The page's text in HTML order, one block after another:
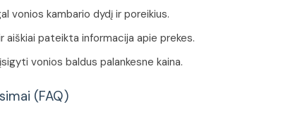
vonios kambario dydį ir poreikius.
pateikta informacija apie prekes.
vonios baldus palankesne kaina.
(FAQ)